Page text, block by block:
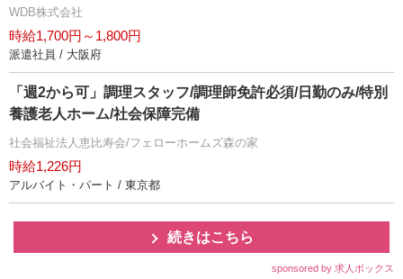
WDB株式会社
時給1,700円～1,800円
派遣社員 / 大阪府
「週2から可」調理スタッフ/調理師免許必須/日勤のみ/特別
養護老人ホーム/社会保障完備
社会福祉法人恵比寿会/フェローホームズ森の家
時給1,226円
アルバイト・パート / 東京都
続きはこちら
sponsored by 求人ボックス